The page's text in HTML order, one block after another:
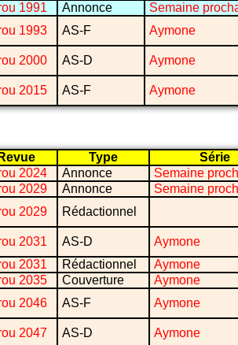
1991 Annonce
Semaine
1993 AS-F Aymone
2000 AS-D Aymone
2015 AS-F Aymone
Revue Type
Série
2024 Annonce
Semaine
2029 Annonce
Semaine
2029 Rédactionnel
2031 AS-D
Aymone
2031 Rédactionnel
Aymone
2035 Couverture
Aymone
2046 AS-F Aymone
2047 AS-D
Aymone